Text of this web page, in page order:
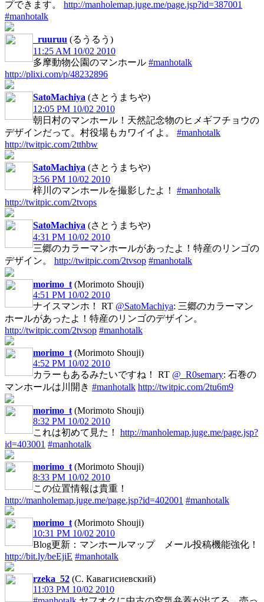
プできます。 http://manholemap.juge.me/page.jsp?id=387001
#manhotalk
_ruuruu (るうるう)
11:25 AM 10/02 2010
多摩動物公園のマンホール #manhotalk
http://plixi.com/p/48232896
SatoMachiya (さとうまちや)
12:05 PM 10/02 2010
朝日村のマンホール！天然記念物のヒメギフチョウの
デザインだって。村役場もカワイイよ。 #manhotalk
http://twitpic.com/2tthbw
SatoMachiya (さとうまちや)
3:56 PM 10/02 2010
梓川のマンホールを撮影したよ！ #manhotalk
http://twitpic.com/2tvops
SatoMachiya (さとうまちや)
4:31 PM 10/02 2010
三郷のカラーマンホールがあったよ！特産のリンゴの
デザイン。 http://twitpic.com/2tvsop #manhotalk
morimo_t (Morimoto Shouji)
4:51 PM 10/02 2010
ナイスマンホ！ RT @SatoMachiya: 三郷のカラーマン
ホールがあったよ！特産のリンゴのデザイン。
http://twitpic.com/2tvsop #manhotalk
morimo_t (Morimoto Shouji)
4:52 PM 10/02 2010
カラーもあるみたいですね！ RT @_R0semary: 石巻の
マンホールは川開き #manhotalk http://twitpic.com/2tu6m9
morimo_t (Morimoto Shouji)
8:32 PM 10/02 2010
これは初めて見た！ http://manholemap.juge.me/page.jsp?
id=403001 #manhotalk
morimo_t (Morimoto Shouji)
8:33 PM 10/02 2010
この位置情報は貴重！
http://manholemap.juge.me/page.jsp?id=402001 #manhotalk
morimo_t (Morimoto Shouji)
10:31 PM 10/02 2010
Blog更新：マンホールマップ メール投稿機能強化！
http://bit.ly/beEjiE #manhotalk
rzeka_52 (С. Кавагисиевский)
11:03 PM 10/02 2010